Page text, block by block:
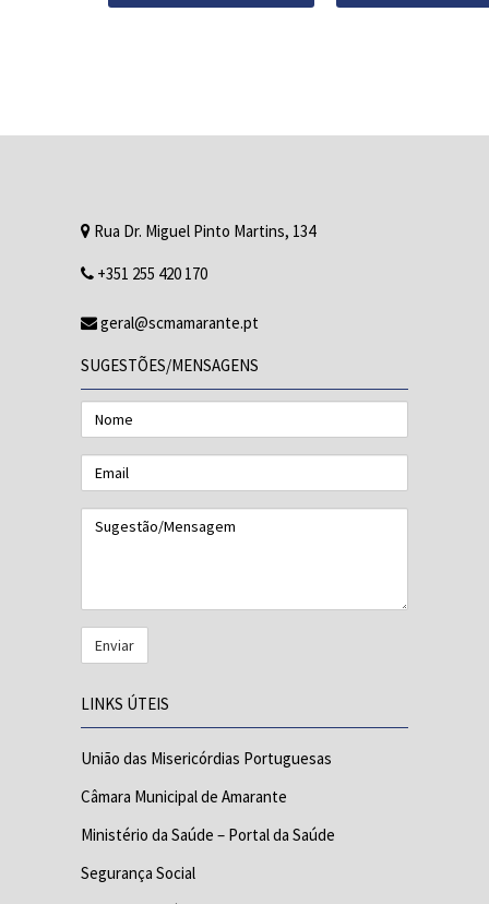
Rua Dr. Miguel Pinto Martins, 134
+351 255 420 170
geral@scmamarante.pt
SUGESTÕES/MENSAGENS
Nome
Email
Sugestão/Mensagem
LINKS ÚTEIS
União das Misericórdias Portuguesas
Câmara Municipal de Amarante
Ministério da Saúde – Portal da Saúde
Segurança Social